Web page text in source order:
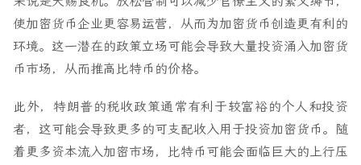
使加密货币企业更容易运营，从而为加密货币创造更有利的
环境。这一潜在的政策立场可能会导致大量投资涌入加密货
币市场，从而推高比特币的价格。
此外，特朗普的税收政策通常有利于较富裕的个人和投资
者，这可能会导致更多的可支配收入用于投资加密货币。随
着更多资本流入加密市场，比特币可能会面临巨大的上行压